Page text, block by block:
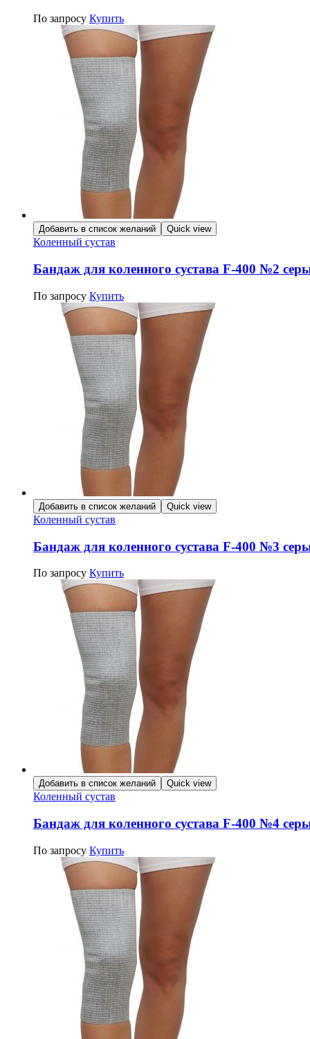
По запросу Купить
Добавить в список желаний Quick view
Коленный сустав
Бандаж для коленного сустава F-400 №2
По запросу Купить
Добавить в список желаний Quick view
Коленный сустав
Бандаж для коленного сустава F-400 №3
По запросу Купить
Добавить в список желаний Quick view
Коленный сустав
Бандаж для коленного сустава F-400 №4
По запросу Купить